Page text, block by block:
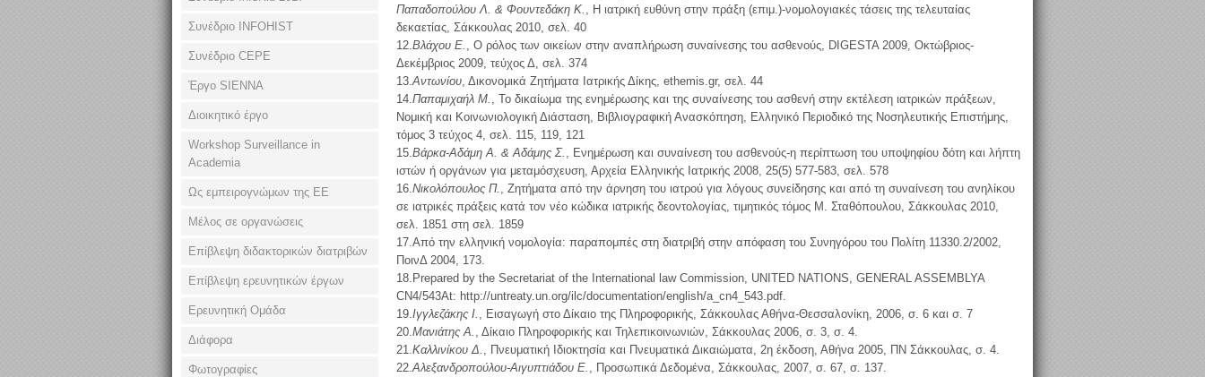
Συνέδριο INFOHIST
Συνέδριο CEPE
Έργο SIENNA
Διοικητικό έργο
Workshop Surveillance in
Academia
Ως εμπειρογνώμων της ΕΕ
Μέλος σε οργανώσεις
Επίβλεψη διδακτορικών διατριβών
Επίβλεψη ερευνητικών έργων
Ερευνητική Ομάδα
Διάφορα
Φωτογραφίες
Παπαδοπούλου Λ. & Φουντεδάκη Κ.
, Η ιατρική ευθύνη στην πράξη (επιμ.)-νομολογιακές τάσεις της τελευταίας
δεκαετίας, Σάκκουλας 2010, σελ. 40
12. Bλάχου Ε.
, Ο ρόλος των οικείων στην αναπλήρωση συναίνεσης του ασθενούς, DIGESTA 2009, Οκτώβριος-
Δεκέμβριος 2009, τεύχος Δ, σελ. 374
13. Αντωνίου , Δικονομικά Ζητήματα Ιατρικής Δίκης, ethemis.gr, σελ. 44
14. Παπαμιχαήλ Μ.
, Το δικαίωμα της ενημέρωσης και της συναίνεσης του ασθενή στην εκτέλεση ιατρικών πράξεων,
Νομική και Κοινωνιολογική Διάσταση, Βιβλιογραφική Ανασκόπηση, Ελληνικό Περιοδικό της Νοσηλευτικής Επιστήμης,
τόμος 3 τεύχος 4, σελ. 115, 119, 121
15. Βάρκα-Αδάμη Α. & Αδάμης Σ.
, Ενημέρωση και συναίνεση του ασθενούς-η περίπτωση του υποψηφίου δότη και λήπτη
ιστών ή οργάνων για μεταμόσχευση, Αρχεία Ελληνικής Ιατρικής 2008, 25(5) 577-583, σελ. 578
16. Nικολόπουλος Π.
, Ζητήματα από την άρνηση του ιατρού για λόγους συνείδησης και από τη συναίνεση του ανηλίκου
σε ιατρικές πράξεις κατά τον νέο κώδικα ιατρικής δεοντολογίας, τιμητικός τόμος Μ. Σταθόπουλου, Σάκκουλας 2010,
σελ. 1851 στη σελ. 1859
17.Από την ελληνική νομολογία: παραπομπές στη διατριβή στην απόφαση του Συνηγόρου του Πολίτη 11330.2/2002,
ΠοινΔ 2004, 173.
18.Prepared by the Secretariat of the International law Commission, UNITED NATIONS, GENERAL ASSEMBLYA
CN4/543At: http://untreaty.un.org/ilc/documentation/english/a_cn4_543.pdf.
19. Ιγγλεζάκης Ι.
, Εισαγωγή στο Δίκαιο της Πληροφορικής, Σάκκουλας Αθήνα-Θεσσαλονίκη, 2006, σ. 6 και σ. 7
20. Μανιάτης Α.
, Δίκαιο Πληροφορικής και Τηλεπικοινωνιών, Σάκκουλας 2006, σ. 3, σ. 4.
21. Καλλινίκου Δ.
, Πνευματική Ιδιοκτησία και Πνευματικά Δικαιώματα, 2η έκδοση, Αθήνα 2005, ΠΝ Σάκκουλας, σ. 4.
22. Αλεξανδροπούλου-Αιγυπτιάδου Ε.
, Προσωπικά Δεδομένα, Σάκκουλας, 2007, σ. 67, σ. 137.